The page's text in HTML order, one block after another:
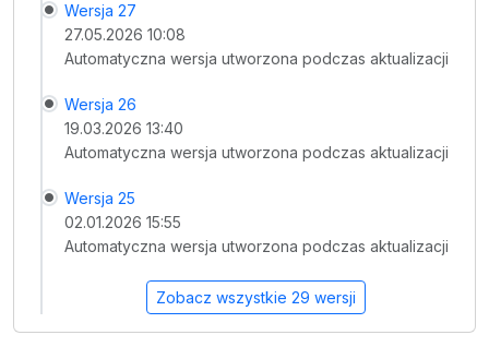
Wersja 27
27.05.2026 10:08
Automatyczna wersja utworzona podczas aktualizacji
Wersja 26
19.03.2026 13:40
Automatyczna wersja utworzona podczas aktualizacji
Wersja 25
02.01.2026 15:55
Automatyczna wersja utworzona podczas aktualizacji
Zobacz wszystkie 29 wersji